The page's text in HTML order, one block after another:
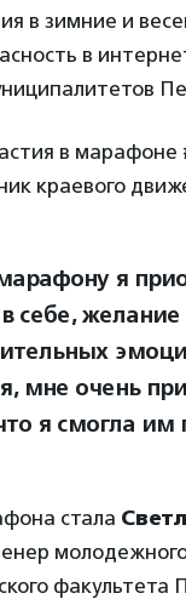
в зимние и
в
в
краевого
я
себе,
мне очень
я смогла им
стала
факультета